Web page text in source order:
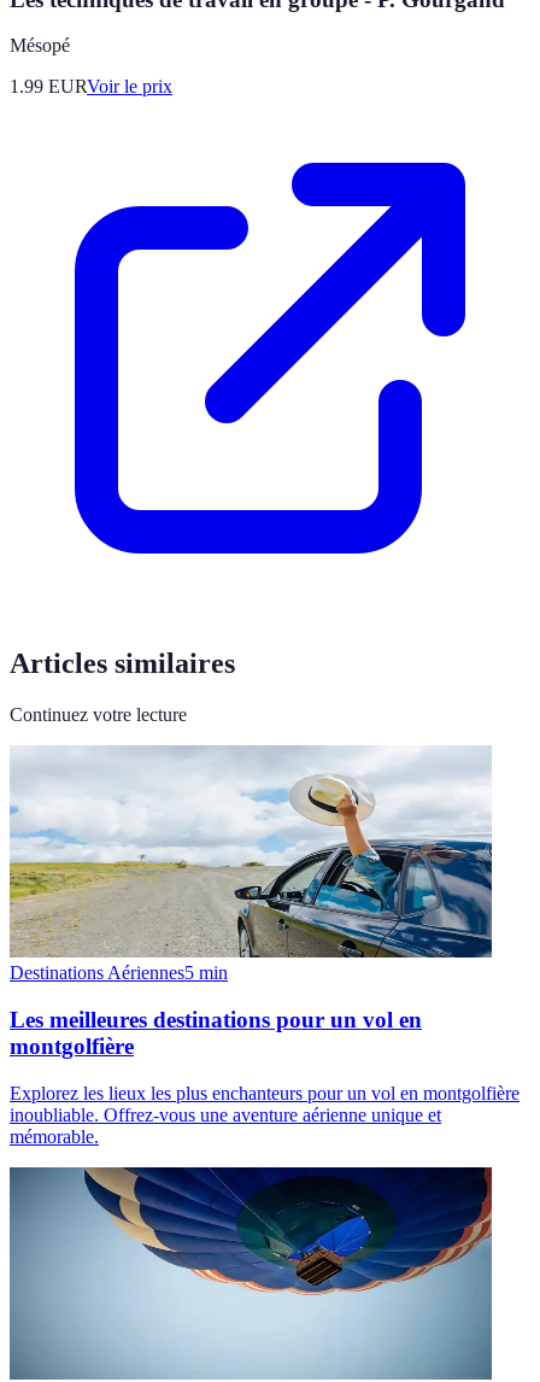
Mésopé
1.99 EURVoir le prix
Articles similaires
Continuez votre lecture
Destinations Aériennes5 min
Les meilleures destinations pour un vol en
montgolfière
Explorez les lieux les plus enchanteurs pour un vol en montgolfière
inoubliable. Offrez-vous une aventure aérienne unique et
mémorable.